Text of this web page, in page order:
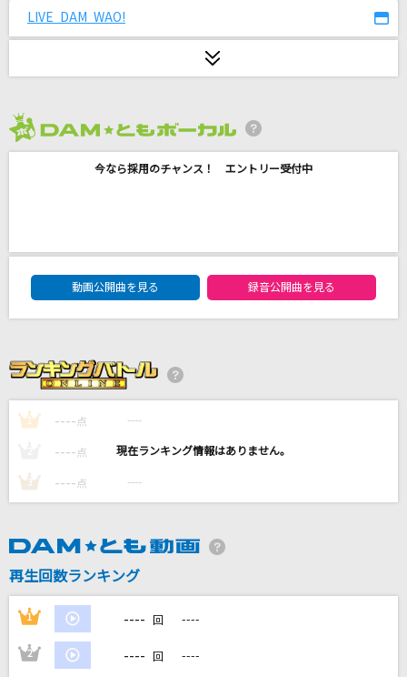
morning glow
迷い道
アイデンティティ
Vaundy
晴れの舞台
Little Glee Monster
まっさら
RADWIMPS
LIVE DAM WAO!
今なら採用のチャンス！ エントリー受付中
DAM★ともボーカルエントリーランキング
動画公開曲を見る
録音公開曲を見る
1 ---- 点 ----
---- 点 ----
3 ---- 点 ----
再生回数ランキング
1 ---- 回 ----
2 ---- 回 ----